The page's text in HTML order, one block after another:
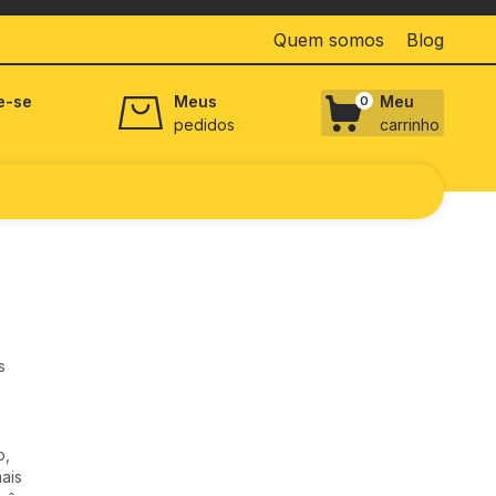
Quem somos Blog
se
Meus
pedidos
0
Meu
carrinho